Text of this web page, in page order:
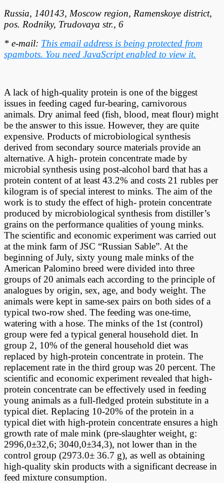
Russia, 140143, Moscow region, Ramenskoye district,
pos. Rodniky, Trudovaya str., 6
* e-mail: This email address is being protected from
spambots. You need JavaScript enabled to view it.
A lack of high-quality protein is one of the biggest
issues in feeding caged fur-bearing, carnivorous
animals. Dry animal feed (fish, blood, meat flour) might
be the answer to this issue. However, they are quite
expensive. Products of microbiological synthesis
derived from secondary source materials provide an
alternative. A high- protein concentrate made by
microbial synthesis using post-alcohol bard that has a
protein content of at least 43.2% and costs 21 rubles per
kilogram is of special interest to minks. The aim of the
work is to study the effect of high- protein concentrate
produced by microbiological synthesis from distiller’s
grains on the performance qualities of young minks.
The scientific and economic experiment was carried out
at the mink farm of JSC “Russian Sable”. At the
beginning of July, sixty young male minks of the
American Palomino breed were divided into three
groups of 20 animals each according to the principle of
analogues by origin, sex, age, and body weight. The
animals were kept in same-sex pairs on both sides of a
typical two-row shed. The feeding was one-time,
watering with a hose. The minks of the 1st (control)
group were fed a typical general household diet. In
group 2, 10% of the general household diet was
replaced by high-protein concentrate in protein. The
replacement rate in the third group was 20 percent. The
scientific and economic experiment revealed that high-
protein concentrate can be effectively used in feeding
young animals as a full-fledged protein substitute in a
typical diet. Replacing 10-20% of the protein in a
typical diet with high-protein concentrate ensures a high
growth rate of male mink (pre-slaughter weight, g:
2996,0±32,6; 3040,0±34,3), not lower than in the
control group (2973.0± 36.7 g), as well as obtaining
high-quality skin products with a significant decrease in
feed mixture consumption.